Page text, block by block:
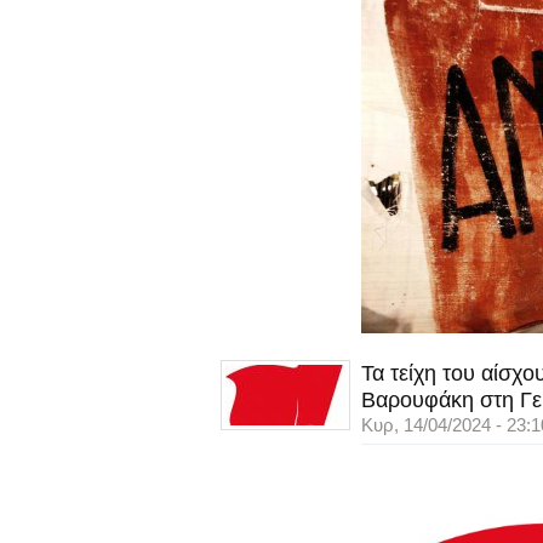
Τα τείχη του
Βαρουφάκη στη
Κυρ, 14/04/2024 -